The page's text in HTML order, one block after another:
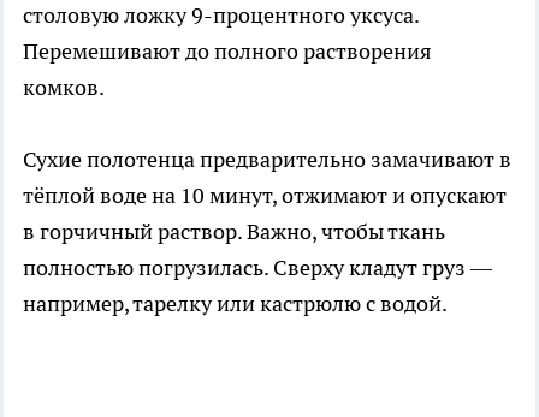
столовую ложку 9-процентного уксуса.
Перемешивают до полного растворения
комков.
Сухие полотенца предварительно замачивают в
тёплой воде на 10 минут, отжимают и опускают
в горчичный раствор. Важно, чтобы ткань
полностью погрузилась. Сверху кладут груз —
например, тарелку или кастрюлю с водой.